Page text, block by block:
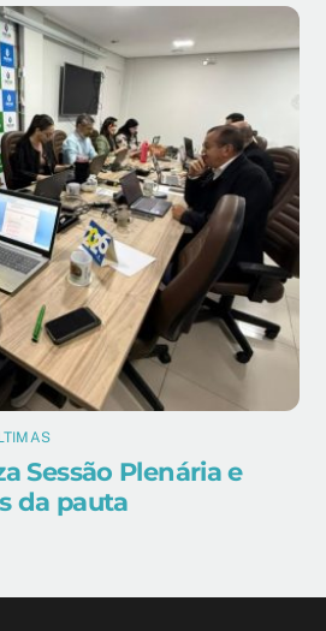
Sessão Plenária e
da pauta